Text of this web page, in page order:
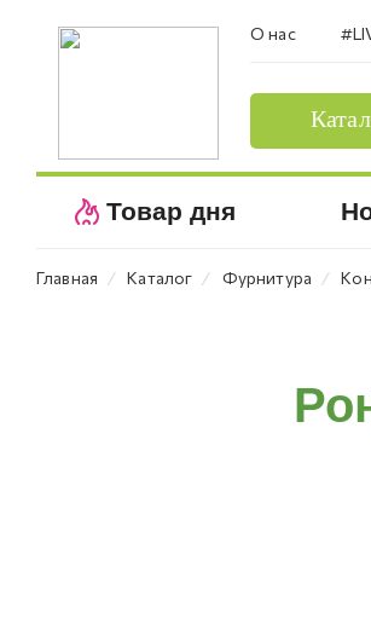
О нас
Товар дня
Главная ⁄ Каталог ⁄ Фурнитура ⁄